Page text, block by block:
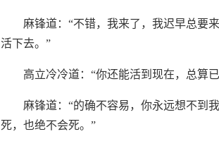
麻锋道：“不错，我来了，我迟早总要
活下去。”
高立冷冷道：“你还能活到现在，总算
麻锋道：“的确不容易，你永远想不到
死，也绝不会死。”